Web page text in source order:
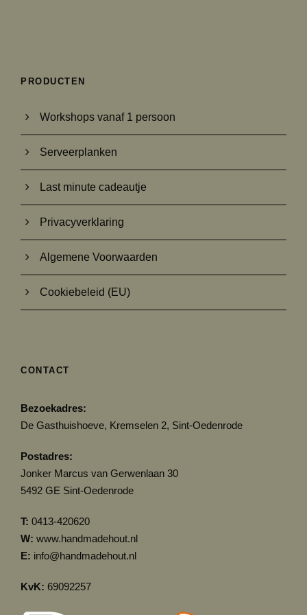
PRODUCTEN
Workshops vanaf 1 persoon
Serveerplanken
Last minute cadeautje
Privacyverklaring
Algemene Voorwaarden
Cookiebeleid (EU)
CONTACT
Bezoekadres:
De Gasthuishoeve, Kremselen 2, Sint-Oedenrode
Postadres:
Jonker Marcus van Gerwenlaan 30
5492 GE Sint-Oedenrode
T: 0413-420620
W: www.handmadehout.nl
E: info@handmadehout.nl
KvK: 69092257